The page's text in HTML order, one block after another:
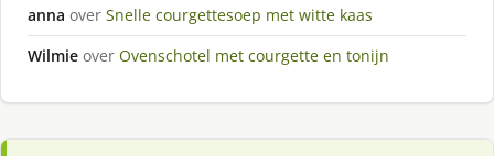
anna over Snelle courgettesoep met witte kaas
Wilmie over Ovenschotel met courgette en tonijn